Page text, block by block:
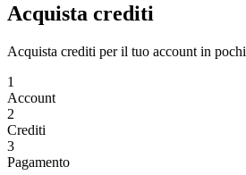
Acquista crediti
Acquista crediti per il tuo account in
1
Account
2
Crediti
3
Pagamento